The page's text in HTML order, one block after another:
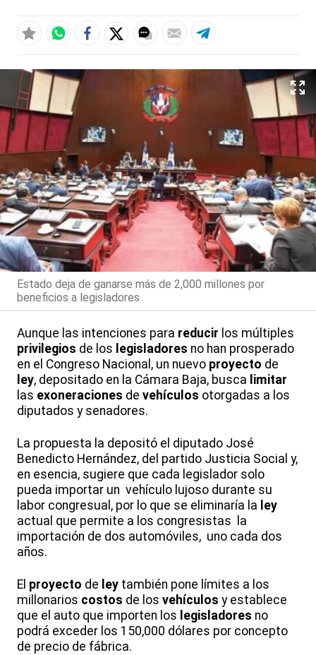
Estado deja de ganarse más de 2,000 millones por
beneficios a legisladores
Aunque las intenciones para reducir los múltiples
privilegios de los legisladores no han prosperado
en el Congreso Nacional, un nuevo proyecto de
ley, depositado en la Cámara Baja, busca limitar
las exoneraciones de vehículos otorgadas a los
diputados y senadores.
La propuesta la depositó el diputado José
Benedicto Hernández, del partido Justicia Social y,
en esencia, sugiere que cada legislador solo
pueda importar un vehículo lujoso durante su
labor congresual, por lo que se eliminaría la ley
actual que permite a los congresistas la
importación de dos automóviles, uno cada dos
años.
El proyecto de ley también pone límites a los
millonarios costos de los vehículos y establece
que el auto que importen los legisladores no
podrá exceder los 150,000 dólares por concepto
de precio de fábrica.